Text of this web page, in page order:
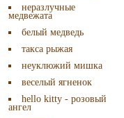
неразлучные
медвежата
белый медведь
такса рыжая
неуклюжий мишка
веселый ягненок
hello kitty - розовый
ангел